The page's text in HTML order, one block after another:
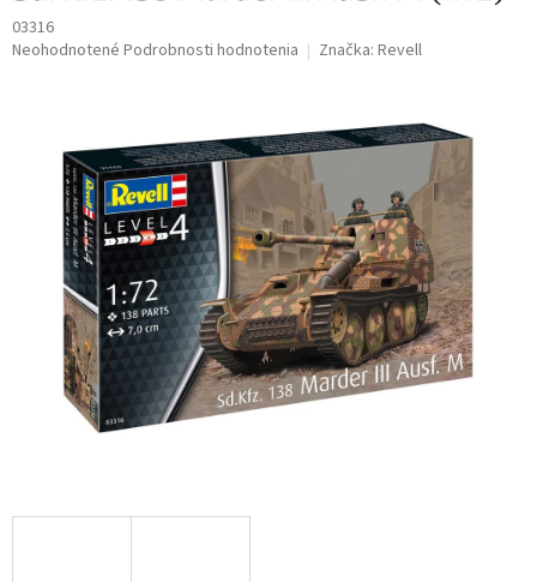
03316
Priemerné
hviezdičiek.
Neohodnotené Podrobnosti hodnotenia Značka: Revell